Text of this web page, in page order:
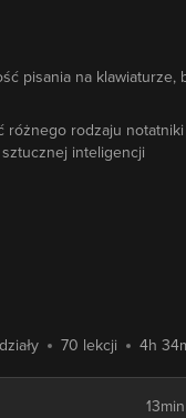
pisania na klawiaturze,
różnego rodzaju
inteligencji
70 lekcji 4h
13min